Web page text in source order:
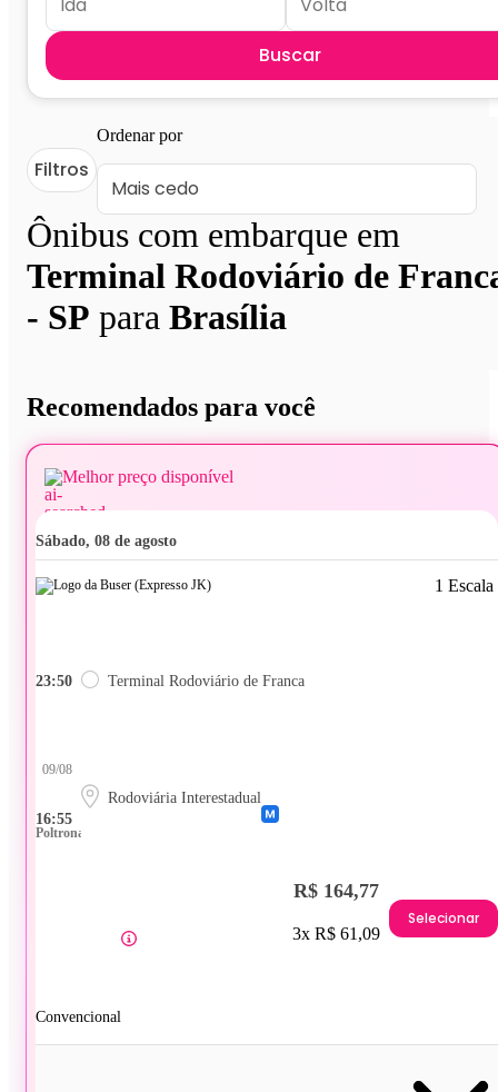
Buscar
Ônibus com embarque em
Terminal Rodoviário de
- SP para Brasília
Filtros
Ordenar por
Recomendados para você
Melhor preço disponível
sábado, 08 de agosto
1 Escala
23:50 Terminal Rodoviário de Franca
16:55
09/08
Rodoviária Interestadual
Poltrona
Convencional
R$ 164,77
3x R$ 61,09
Selecionar